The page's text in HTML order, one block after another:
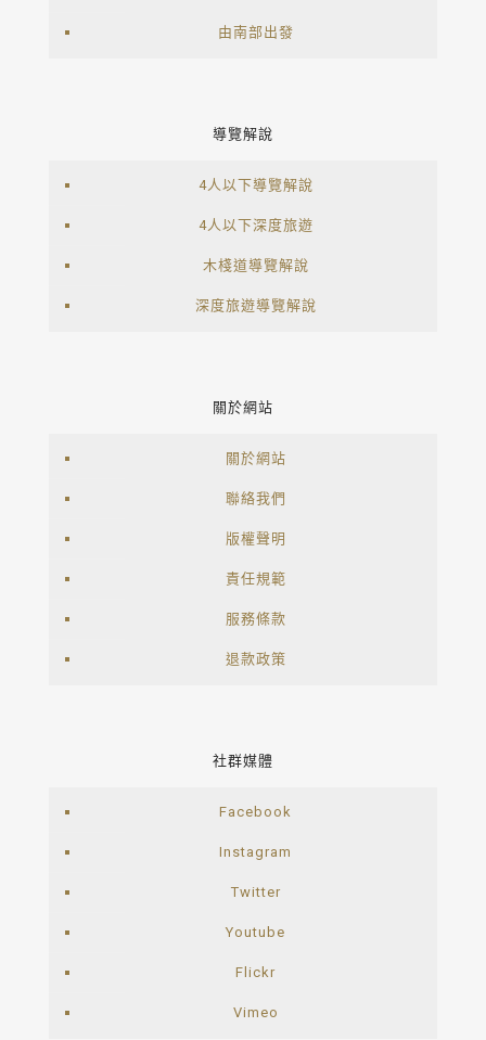
由南部出發
導覽解說
4人以下導覽解說
4人以下深度旅遊
木棧道導覽解說
深度旅遊導覽解說
關於網站
關於網站
聯絡我們
版權聲明
責任規範
服務條款
退款政策
社群媒體
Facebook
Instagram
Twitter
Youtube
Flickr
Vimeo